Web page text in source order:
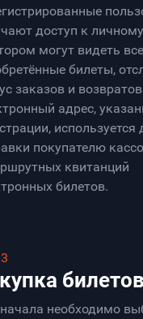
доступ к
могут видеть
билеты,
заказов и
адрес,
используется
покупателю
квитанций
билетов.
билетов
необходимо